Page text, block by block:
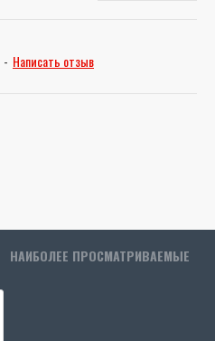
- Написать отзыв
НАИБОЛЕЕ ПРОСМАТРИВАЕМЫЕ